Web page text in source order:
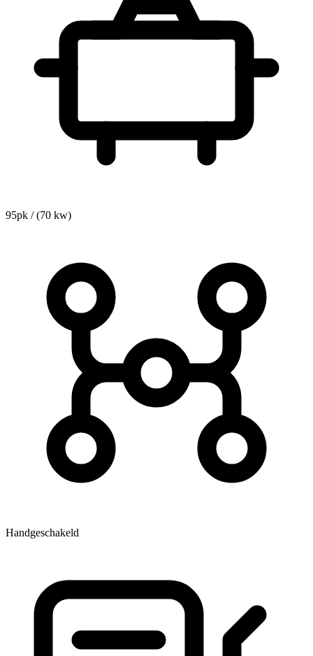
95pk / (70 kw)
Handgeschakeld